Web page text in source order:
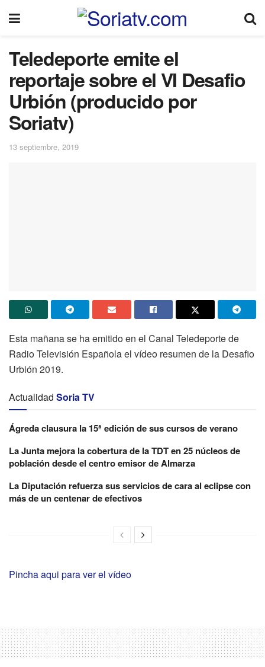
Teledeporte emite el
reportaje sobre el VI Desafio
Urbión (producido por
Soriatv)
13 septiembre, 2019
Esta mañana se ha emitido en el Canal Teledeporte de
Radio Televisión Española el vídeo resumen de la Desafio
Urbión 2019.
Actualidad Soria TV
Ágreda clausura la 15ª edición de sus cursos de verano
La Junta mejora la cobertura de la TDT en 25 núcleos de
población desde el centro emisor de Almarza
La Diputación refuerza sus servicios de cara al eclipse con
más de un centenar de efectivos
Pincha aqui para ver el vídeo